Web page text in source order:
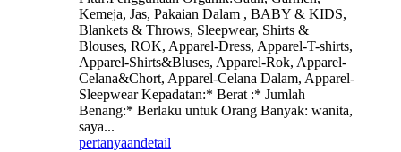
Kemeja, Jas, Pakaian Dalam , BABY & KIDS,
Blankets & Throws, Sleepwear, Shirts &
Blouses, ROK, Apparel-Dress, Apparel-T-shirts,
Apparel-Shirts&Bluses, Apparel-Rok, Apparel-
Celana&Chort, Apparel-Celana Dalam, Apparel-
Sleepwear Kepadatan:* Berat :* Jumlah
Benang:* Berlaku untuk Orang Banyak: wanita,
saya...
pertanyaandetail